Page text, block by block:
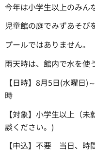
今年は小学生以上のみん
児童館の庭でみずあそび
プールではありません。
雨天時は、館内で水を使
【日時】8月5日(水曜日
時
【対象】小学生以上（
談ください。)
【申込】不要 当日、時